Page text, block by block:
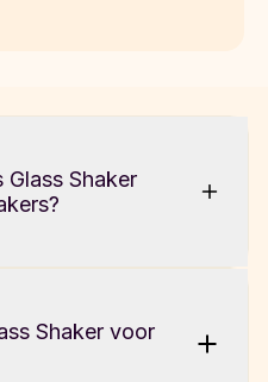
Shaker
duurzamer en
Het lekvrije deksel
Shaker voor